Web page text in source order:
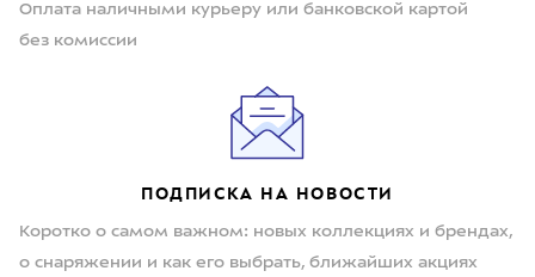
Оплата наличными курьеру или банковской картой
без комиссии
ПОДПИСКА НА НОВОСТИ
Коротко о самом важном: новых коллекциях и брендах,
о снаряжении и как его выбрать, ближайших акциях